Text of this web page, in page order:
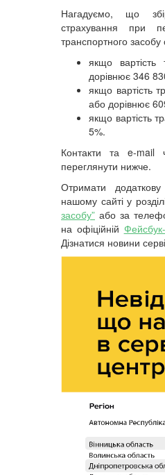
Нагадуємо, що
страхування при
транспортного засобу
якщо
дорівнює 346
якщо вартість
або дорівнює
якщо вартість
5%.
Контакти таe-mail
переглянути нижче.
Отримати
нашому сайті у
засобу” або за
на офіційній
Дізнатися новини